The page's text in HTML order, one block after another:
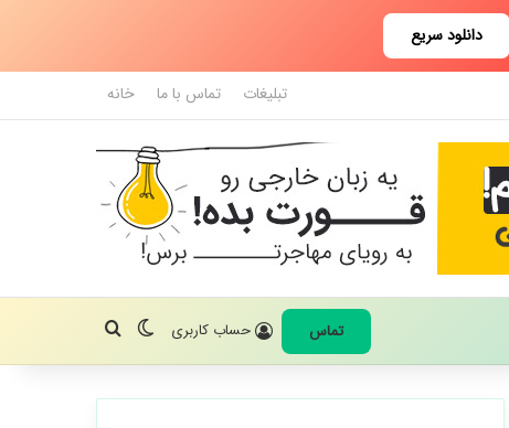
دانلود سریع
تبلیغات تماس با ما خانه
تماس حساب کاربری تغییر پوسته
جستجو برای